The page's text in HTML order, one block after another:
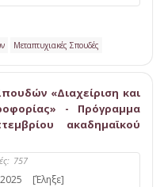
Μεταπτυχιακές Σπουδές
«Διαχείριση και
- Πρόγραμμα
ακαδημαϊκού
757
[Έληξε]